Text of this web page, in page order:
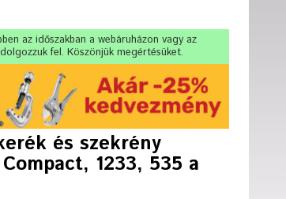
az időszakban a webáruházon vagy az
dolgozzuk fel. Köszönjük megértésüket.
és szekrény
1233, 535 a